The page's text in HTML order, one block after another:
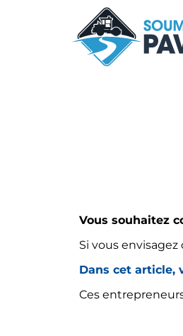
Vous souhaitez
Si vous
Dans cet article,
Ces